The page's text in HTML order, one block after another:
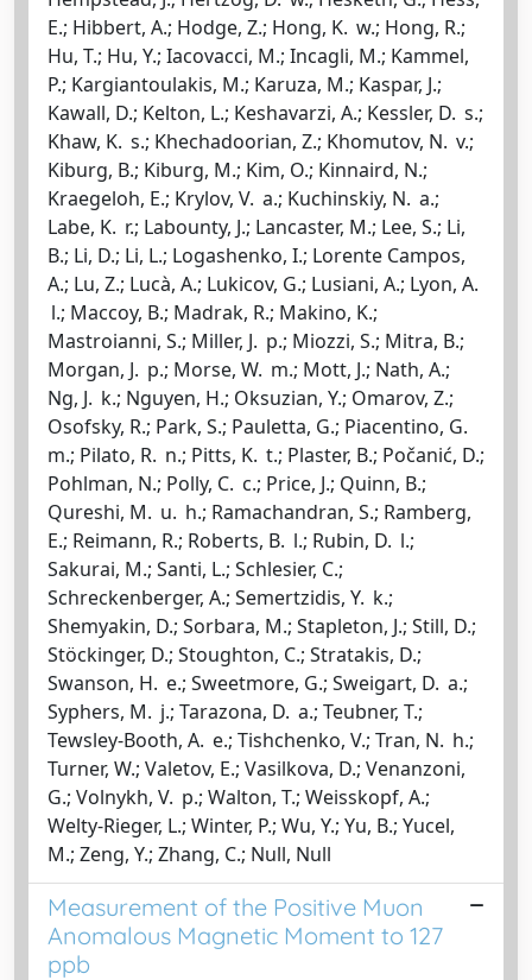
E.; Hibbert, A.; Hodge, Z.; Hong, K. w.; Hong, R.;
Hu, T.; Hu, Y.; Iacovacci, M.; Incagli, M.; Kammel,
P.; Kargiantoulakis, M.; Karuza, M.; Kaspar, J.;
Kawall, D.; Kelton, L.; Keshavarzi, A.; Kessler, D. s.;
Khaw, K. s.; Khechadoorian, Z.; Khomutov, N. v.;
Kiburg, B.; Kiburg, M.; Kim, O.; Kinnaird, N.;
Kraegeloh, E.; Krylov, V. a.; Kuchinskiy, N. a.;
Labe, K. r.; Labounty, J.; Lancaster, M.; Lee, S.; Li,
B.; Li, D.; Li, L.; Logashenko, I.; Lorente Campos,
A.; Lu, Z.; Lucà, A.; Lukicov, G.; Lusiani, A.; Lyon, A.
l.; Maccoy, B.; Madrak, R.; Makino, K.;
Mastroianni, S.; Miller, J. p.; Miozzi, S.; Mitra, B.;
Morgan, J. p.; Morse, W. m.; Mott, J.; Nath, A.;
Ng, J. k.; Nguyen, H.; Oksuzian, Y.; Omarov, Z.;
Osofsky, R.; Park, S.; Pauletta, G.; Piacentino, G.
m.; Pilato, R. n.; Pitts, K. t.; Plaster, B.; Počanić, D.;
Pohlman, N.; Polly, C. c.; Price, J.; Quinn, B.;
Qureshi, M. u. h.; Ramachandran, S.; Ramberg,
E.; Reimann, R.; Roberts, B. l.; Rubin, D. l.;
Sakurai, M.; Santi, L.; Schlesier, C.;
Schreckenberger, A.; Semertzidis, Y. k.;
Shemyakin, D.; Sorbara, M.; Stapleton, J.; Still, D.;
Stöckinger, D.; Stoughton, C.; Stratakis, D.;
Swanson, H. e.; Sweetmore, G.; Sweigart, D. a.;
Syphers, M. j.; Tarazona, D. a.; Teubner, T.;
Tewsley-Booth, A. e.; Tishchenko, V.; Tran, N. h.;
Turner, W.; Valetov, E.; Vasilkova, D.; Venanzoni,
G.; Volnykh, V. p.; Walton, T.; Weisskopf, A.;
Welty-Rieger, L.; Winter, P.; Wu, Y.; Yu, B.; Yucel,
M.; Zeng, Y.; Zhang, C.; Null, Null
Measurement of the Positive Muon
Anomalous Magnetic Moment to 127
ppb